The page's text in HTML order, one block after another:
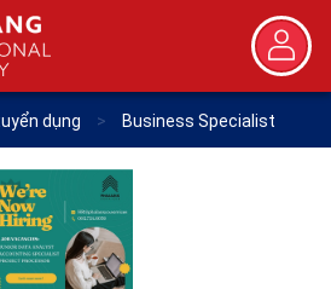
dụng > Business Specialist